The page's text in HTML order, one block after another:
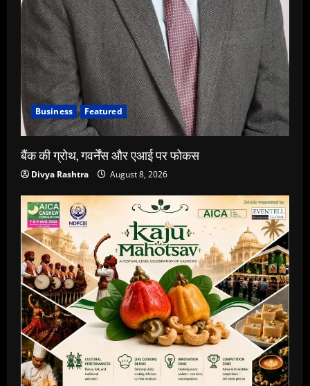
Business Featured
बैंक की ग्रोथ, गवर्नेंस और एआई पर फोकस
Divya Rashtra August 8, 2026